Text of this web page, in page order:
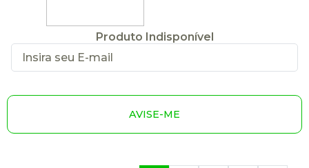
Produto Indisponível
AVISE-ME